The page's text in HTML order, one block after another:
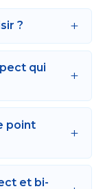
? +
qui
+
point
+
et bi-